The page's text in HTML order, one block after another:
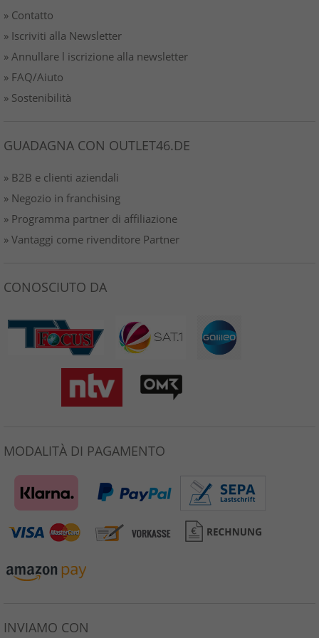
» Contatto
» Iscriviti alla Newsletter
» Annullare l iscrizione alla newsletter
» FAQ/Aiuto
» Sostenibilità
GUADAGNA CON OUTLET46.DE
» B2B e clienti aziendali
» Negozio in franchising
» Programma partner di affiliazione
» Vantaggi come rivenditore Partner
CONOSCIUTO DA
MODALITÀ DI PAGAMENTO
INVIAMO CON